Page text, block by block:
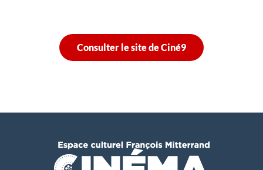
Consulter le site de Ciné9